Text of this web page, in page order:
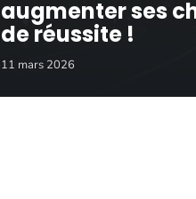
augmenter ses
de réussite !
11 mars 2026